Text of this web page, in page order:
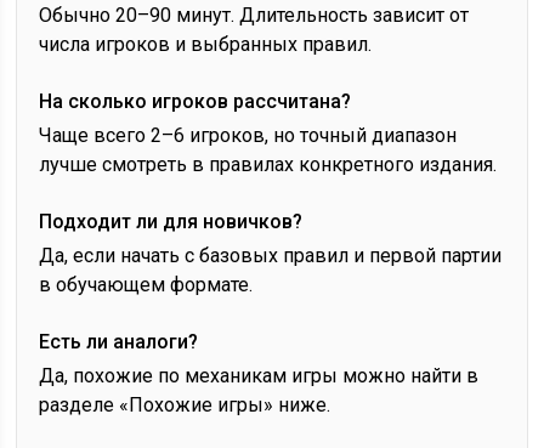
Обычно 20–90 минут. Длительность зависит от
числа игроков и выбранных правил.
На сколько игроков рассчитана?
Чаще всего 2–6 игроков, но точный диапазон
лучше смотреть в правилах конкретного издания.
Подходит ли для новичков?
Да, если начать с базовых правил и первой партии
в обучающем формате.
Есть ли аналоги?
Да, похожие по механикам игры можно найти в
разделе «Похожие игры» ниже.